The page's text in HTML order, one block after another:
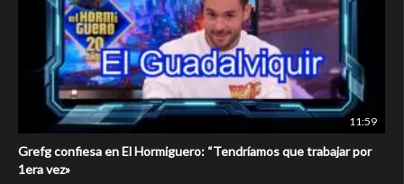
11:59
Grefg confiesa en El Hormiguero: “Tendríamos que trabajar por
1era vez»